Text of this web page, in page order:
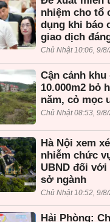
nhiệm cho tổ
dụng khi báo
giao dịch
Chủ Nhật 10:06, 9/
Cận cảnh
10.000m2 bỏ
năm, cỏ mọc
Chủ Nhật 08:53, 9/
Hà Nội xem
nhiễm chức
UBND đối với
sở ngành
Chủ Nhật 10:52, 9/
Hải Phòng: